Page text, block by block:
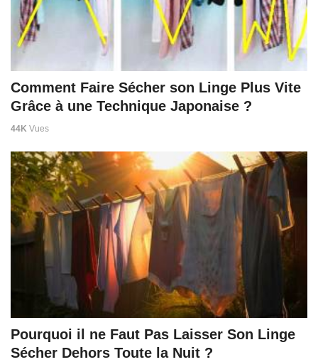
Comment Faire Sécher son Linge Plus Vite
Grâce à une Technique Japonaise ?
44K Vues
Pourquoi il ne Faut Pas Laisser Son Linge
Sécher Dehors Toute la Nuit ?